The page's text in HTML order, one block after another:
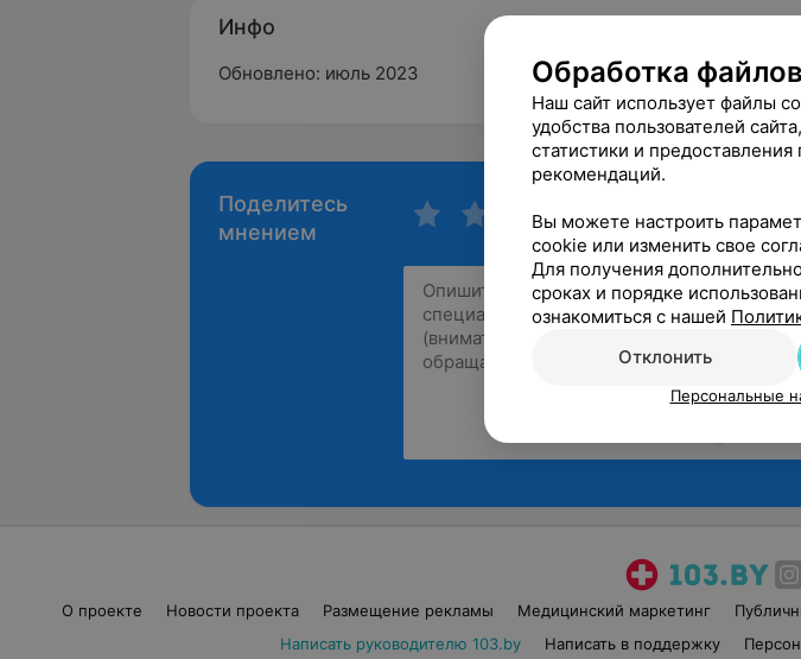
Инфо
Обновлено: июль 2023
Поделитесь
мнением
О проекте Новости проекта Размещение рекламы Медицинский маркетинг
Написать руководителю 103.by
Написать в поддержку
Обработка
Наш сайт использует файлы
удобства пользователей
статистики и
рекомендаций.
Вы можете настроить
cookie или изменить свое
Для получения
сроках и порядке
ознакомиться с нашей
Отклонить
Персональные